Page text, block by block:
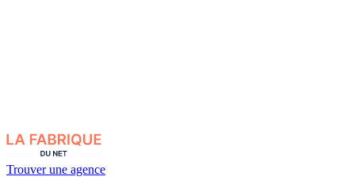
Trouver une agence